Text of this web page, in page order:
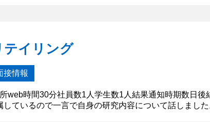
テイリング
接情報
web時間30分社員数1人学生数1人結果通知時期数日
しているので一言で自身の研究内容について話しまし